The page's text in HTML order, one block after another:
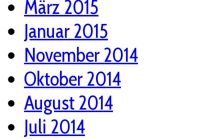
März 2015
Januar 2015
November 2014
Oktober 2014
August 2014
Juli 2014